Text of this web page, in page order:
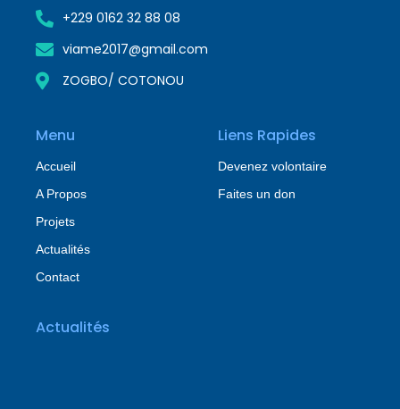
+229 0162 32 88 08
viame2017@gmail.com
ZOGBO/ COTONOU
Menu
Accueil
A Propos
Projets
Actualités
Contact
Liens Rapides
Devenez volontaire
Faites un don
Actualités